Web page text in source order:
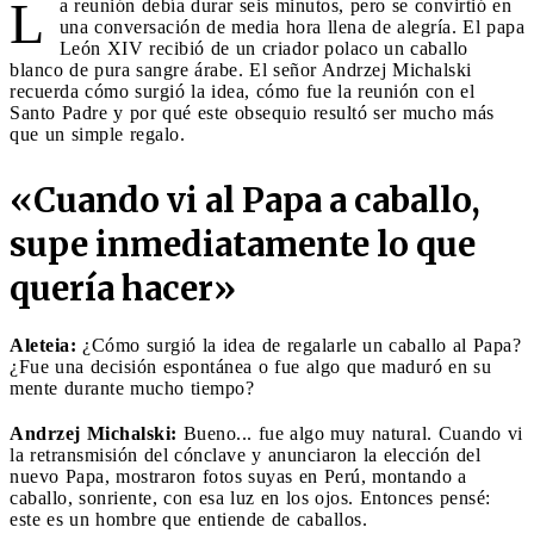
L
a reunión debía durar seis minutos, pero se convirtió en
una conversación de media hora llena de alegría. El papa
León XIV recibió de un criador polaco un caballo
blanco de pura sangre árabe. El señor Andrzej Michalski
recuerda cómo surgió la idea, cómo fue la reunión con el
Santo Padre y por qué este obsequio resultó ser mucho más
que un simple regalo.
«Cuando vi al Papa a caballo,
supe inmediatamente lo que
quería hacer»
Aleteia: ¿Cómo surgió la idea de regalarle un caballo al Papa?
¿Fue una decisión espontánea o fue algo que maduró en su
mente durante mucho tiempo?
Andrzej Michalski: Bueno... fue algo muy natural. Cuando vi
la retransmisión del cónclave y anunciaron la elección del
nuevo Papa, mostraron fotos suyas en Perú, montando a
caballo, sonriente, con esa luz en los ojos. Entonces pensé:
este es un hombre que entiende de caballos.